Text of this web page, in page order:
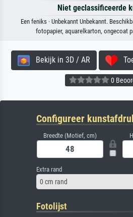
Niet geclassificeerde
Een feniks · Unbekannt Unbekannt.
fotopapier, aquarelkarton, ongecoat
Bekijk in 3D / AR
0
Configureer
Breedte (Motief, cm)
Extra rand
0 cm rand
Fotolijst